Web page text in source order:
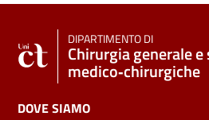
DIPARTIMENTO DI
Chirurgia generale
medico‑chirurgiche
DOVE SIAMO